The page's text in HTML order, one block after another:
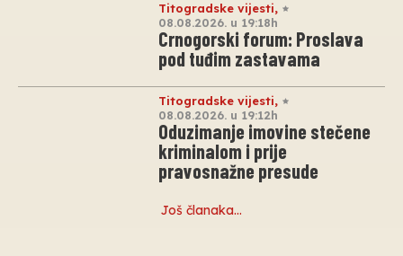
Titogradske vijesti,
08.08.2026. u 19:18h
Crnogorski forum: Proslava
pod tuđim zastavama
Titogradske vijesti,
08.08.2026. u 19:12h
Oduzimanje imovine stečene
kriminalom i prije
pravosnažne presude
Još članaka…